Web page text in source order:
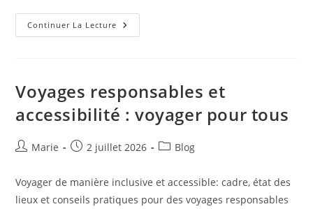
Continuer La Lecture Redéfinir
Les
Multimodalité
Et
Bien-
Être
Au
Voyages responsables et
accessibilité : voyager pour tous
Auteur/autrice
la
publication :
Marie
Publication
2 juillet 2026
PostBlog
Voyager de manière inclusive et accessible: cadre, état des
lieux et conseils pratiques pour des voyages responsables